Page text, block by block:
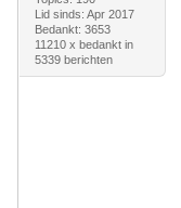
Lid sinds: Apr 2017
Bedankt: 3653
11210 x bedankt in
5339 berichten